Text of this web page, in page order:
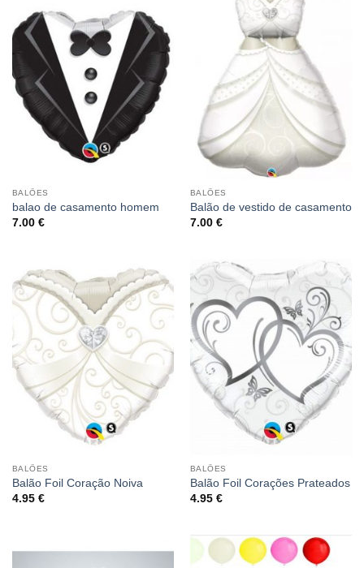
BALÕES
balao de casamento homem
7.00 €
BALÕES
Balão de vestido de casamento
7.00 €
BALÕES
Balão Foil Coração Noiva
4.95 €
BALÕES
Balão Foil Corações Prateados
4.95 €